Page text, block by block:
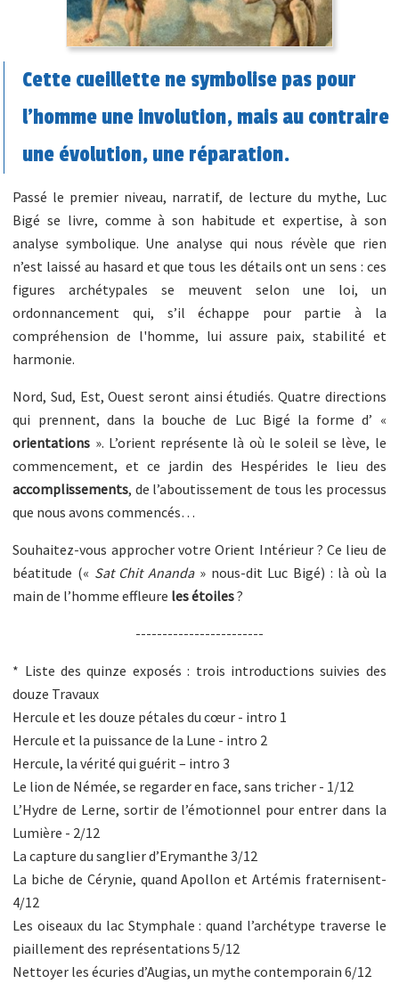
Cette cueillette ne symbolise pas pour
l'homme une involution, mais au contraire
une évolution, une réparation.
Passé le premier niveau, narratif, de lecture du mythe, Luc
Bigé se livre, comme à son habitude et expertise, à son
analyse symbolique. Une analyse qui nous révèle que rien
n’est laissé au hasard et que tous les détails ont un sens : ces
figures archétypales se meuvent selon une loi, un
ordonnancement qui, s’il échappe pour partie à la
compréhension de l'homme, lui assure paix, stabilité et
harmonie.
Nord, Sud, Est, Ouest seront ainsi étudiés. Quatre directions
qui prennent, dans la bouche de Luc Bigé la forme d’ «
orientations ». L’orient représente là où le soleil se lève, le
commencement, et ce jardin des Hespérides le lieu des
accomplissements, de l’aboutissement de tous les processus
que nous avons commencés…
Souhaitez-vous approcher votre Orient Intérieur ? Ce lieu de
béatitude (« Sat Chit Ananda» nous-dit Luc Bigé) : là où la
main de l’homme effleure les étoiles?
------------------------
* Liste des quinze exposés : trois introductions suivies des
douze Travaux
Hercule et les douze pétales du cœur - intro 1
Hercule et la puissance de la Lune - intro 2
Hercule, la vérité qui guérit – intro 3
Le lion de Némée, se regarder en face, sans tricher - 1/12
L’Hydre de Lerne, sortir de l’émotionnel pour entrer dans la
Lumière - 2/12
La capture du sanglier d’Erymanthe 3/12
La biche de Cérynie, quand Apollon et Artémis fraternisent-
4/12
Les oiseaux du lac Stymphale : quand l’archétype traverse le
piaillement des représentations 5/12
Nettoyer les écuries d’Augias, un mythe contemporain 6/12